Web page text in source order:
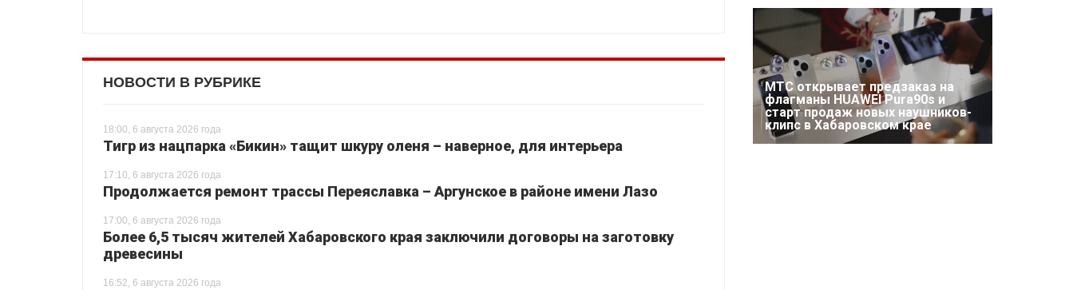
НОВОСТИ В РУБРИКЕ
18:00, 6 августа 2026 года
Тигр из нацпарка «Бикин» тащит шкуру оленя – наверное, для интерьера
17:10, 6 августа 2026 года
Продолжается ремонт трассы Переяславка – Аргунское в районе имени Лазо
17:00, 6 августа 2026 года
Более 6,5 тысяч жителей Хабаровского края заключили договоры на заготовку
древесины
16:52, 6 августа 2026 года
МТС открывает предзаказ на
флагманы HUAWEI Pura90s и
старт продаж новых наушников-
клипс в Хабаровском крае